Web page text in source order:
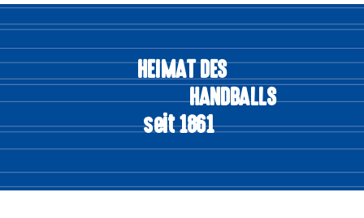
HEIMAT DES
HANDBALLS
seit 1861